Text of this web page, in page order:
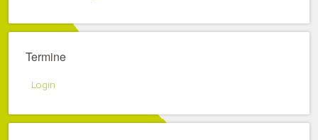
Termine
Login